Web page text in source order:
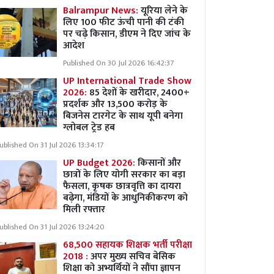
Balrampur News:यूरिया लेने के
लिए 100 फीट ऊंची पानी की टंकी
पर चढ़े किसान, डीएम ने दिए जांच के
आदेश
Published On 30 Jul 2026 16:42:37
UP International Trade Show
2026: 85 देशों के खरीदार, 2400+
प्रदर्शक और 13,500 करोड़ के
बिजनेस टारगेट के साथ यूपी बनेगा
ग्लोबल ट्रेड हब
On 31 Jul 2026 13:34:17
UP Budget 2026:किसानों और
छात्रों के लिए योगी सरकार का बड़ा
फैसला, कृषक छात्रवृत्ति का दायरा
बढ़ेगा, मंडियों के आधुनिकीकरण को
मिली रफ्तार
On 31 Jul 2026 13:24:20
68,500 सहायक शिक्षक भर्ती परीक्षा
2018 :अपर मुख्य सचिव बेसिक
शिक्षा को अभ्यर्थियों ने सौंपा ज्ञापन